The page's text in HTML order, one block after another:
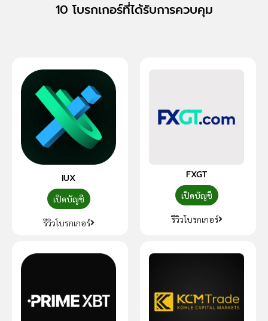
10 โบรกเกอร์ที่ได้รับการควบคุม
IUX
เปิดบัญชี
รีวิวโบรกเกอร์
FXGT
เปิดบัญชี
รีวิวโบรกเกอร์